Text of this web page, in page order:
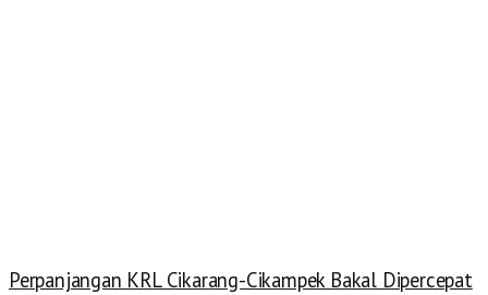
Perpanjangan KRL Cikarang-Cikampek Bakal Dipercepat